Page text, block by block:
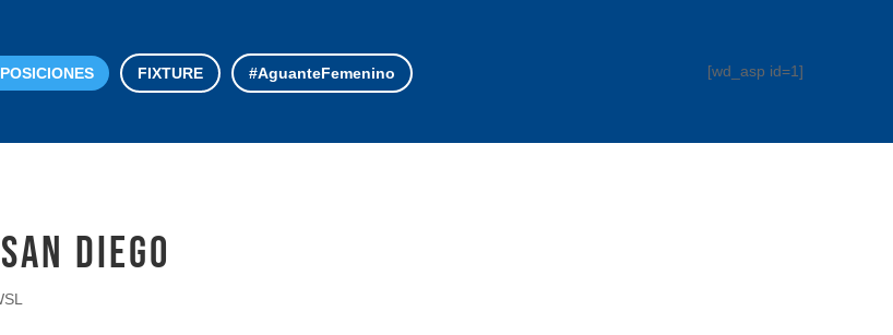
FIXTURE #AguanteFemenino [wd_asp id=1]
Diego